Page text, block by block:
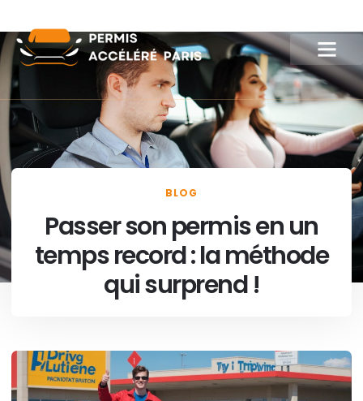
BLOG
Passer son permis en un
temps record : la méthode
qui surprend !